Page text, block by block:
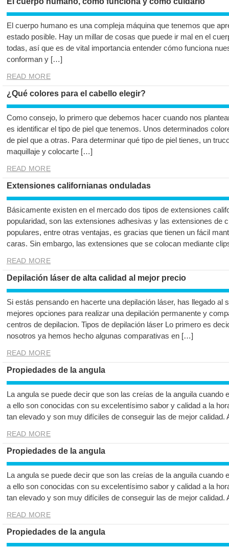
El cuerpo humano es una compleja máquina que tenemos que
estado posible. Hay un millar de cosas que puede ir mal en el
todas, así que es de vital importancia entender cómo funciona
conforman y […]
READ MORE
¿Qué colores para el cabello elegir?
Como consejo, lo primero que debemos hacer cuando nos
es identificar el tipo de piel que tenemos. Unos determinados
de piel que a otras. Para determinar qué tipo de piel tienes, un
maquillaje y colocarte […]
READ MORE
Extensiones californianas onduladas
Básicamente existen en el mercado dos tipos de extensiones
popularidad, son las extensiones adhesivas y las extensiones de
populares, entre otras ventajas, es gracias que tienen un fácil
caras. Sin embargo, las extensiones que se colocan mediante
READ MORE
Depilación láser de alta calidad al mejor precio
Si estás pensando en hacerte una depilación láser, has llegado al
mejores opciones para realizar una depilación permanente y
centros de depilacion. Tipos de depilación láser Lo primero es
nosotros ya hemos hecho algunas comparativas en […]
READ MORE
Propiedades de la angula
La angula se puede decir que son las creías de la anguila cuando
a ello son conocidas con su excelentísimo sabor y calidad a la
tan elevado y son muy difíciles de conseguir las de mejor
READ MORE
Propiedades de la angula
La angula se puede decir que son las creías de la anguila cuando
a ello son conocidas con su excelentísimo sabor y calidad a la
tan elevado y son muy difíciles de conseguir las de mejor
READ MORE
Propiedades de la angula